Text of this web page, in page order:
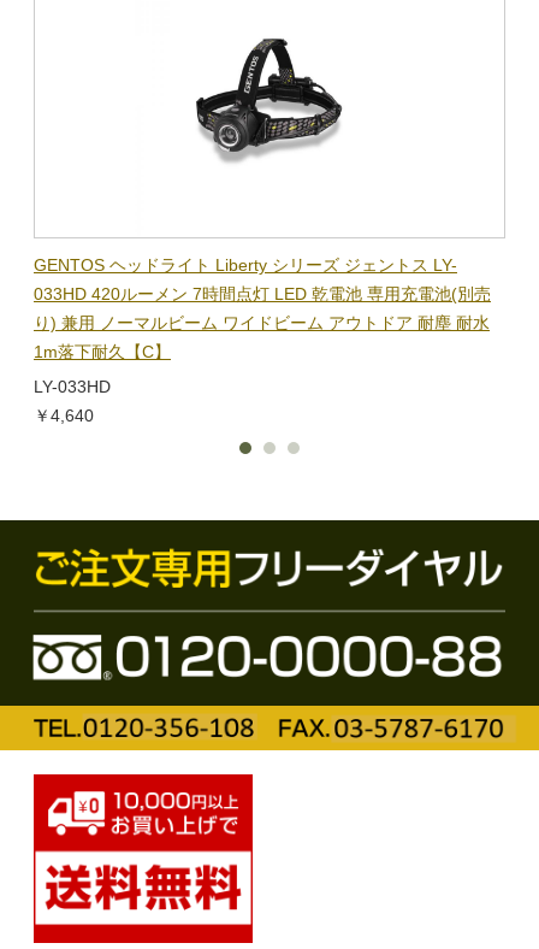
GENTOS ヘッドライト Liberty シリーズ ジェントス LY-
033HD 420ルーメン 7時間点灯 LED 乾電池 専用充電池(別売
り) 兼用 ノーマルビーム ワイドビーム アウトドア 耐塵 耐水
1m落下耐久【C】
LY-033HD
￥4,640